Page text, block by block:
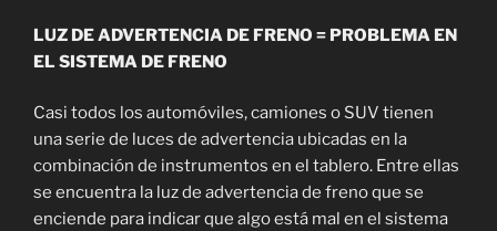
LUZ DE ADVERTENCIA DE FRENO = PROBLEMA EN
EL SISTEMA DE FRENO
Casi todos los automóviles, camiones o SUV tienen
una serie de luces de advertencia ubicadas en la
combinación de instrumentos en el tablero. Entre ellas
se encuentra la luz de advertencia de freno que se
enciende para indicar que algo está mal en el sistema